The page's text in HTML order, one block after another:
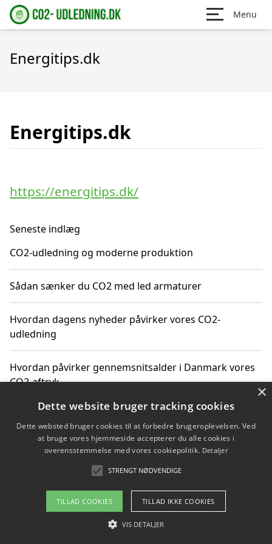
Menu
Energitips.dk
Energitips.dk
https://energitips.dk/
Seneste indlæg
CO2-udledning og moderne produktion
Sådan sænker du CO2 med led armaturer
Hvordan dagens nyheder påvirker vores CO2-
udledning
Hvordan påvirker gennemsnitsalder i Danmark vores
CO2-aftryk
Hvordan nyheder om CO2-udledning påvirker vores
hverdag
Om / kontakt
Blog Betingelser
×
Dette website bruger tracking cookies
Dette websted bruger cookies til at forbedre brugeroplevelsen. Ved
at bruge vores hjemmeside accepterer du alle cookies i
overensstemmelse med vores cookiepolitik. Detaljer
STRENGT NØDVENDIGE
TILLAD COOKIES TILLAD IKKE COOKIES
VIS DETALJER